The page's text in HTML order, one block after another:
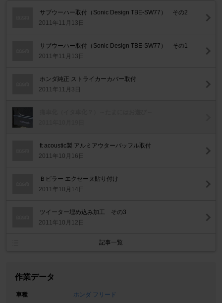
サブウーハー取付（Sonic Design TBE-SW77） その2
2011年11月13日
サブウーハー取付（Sonic Design TBE-SW77） その1
2011年11月13日
ホンダ純正 ストライカーカバー取付
2011年11月3日
tt acoustic製 アルミアウターバッフル取付
2011年10月16日
Ｂピラー エクセーヌ貼り付け
2011年10月14日
ツイーター埋め込み加工 その3
2011年10月12日
記事一覧
作業データ
車種
ホンダ フリード